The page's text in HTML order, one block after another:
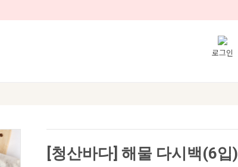
로그인
[청산바다] 해물 다시백(6입)